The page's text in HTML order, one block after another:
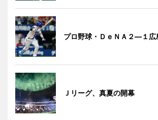
プロ野球・ＤｅＮＡ２―１広
Ｊリーグ、真夏の開幕